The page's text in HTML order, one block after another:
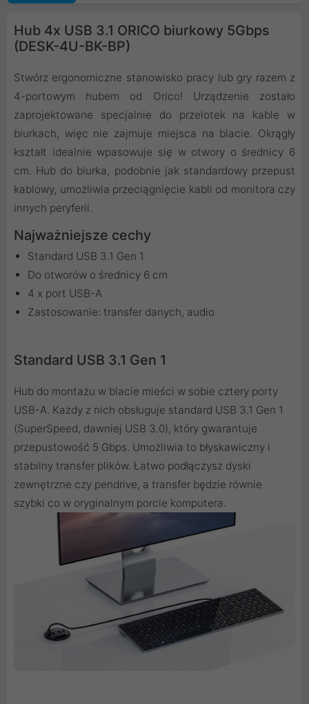
Hub 4x USB 3.1 ORICO biurkowy 5Gbps
(DESK-4U-BK-BP)
Stwórz ergonomiczne stanowisko pracy lub gry razem z
4-portowym hubem od Orico! Urządzenie zostało
zaprojektowane specjalnie do przelotek na kable w
biurkach, więc nie zajmuje miejsca na blacie. Okrągły
kształt idealnie wpasowuje się w otwory o średnicy 6
cm. Hub do biurka, podobnie jak standardowy przepust
kablowy, umożliwia przeciągnięcie kabli od monitora czy
innych peryferii.
Najważniejsze cechy
Standard USB 3.1 Gen 1
Do otworów o średnicy 6 cm
4 x port USB-A
Zastosowanie: transfer danych, audio
Standard USB 3.1 Gen 1
Hub do montażu w blacie mieści w sobie cztery porty
USB-A. Każdy z nich obsługuje standard USB 3.1 Gen 1
(SuperSpeed, dawniej USB 3.0), który gwarantuje
przepustowość 5 Gbps. Umożliwia to błyskawiczny i
stabilny transfer plików. Łatwo podłączysz dyski
zewnętrzne czy pendrive, a transfer będzie równie
szybki co w oryginalnym porcie komputera.